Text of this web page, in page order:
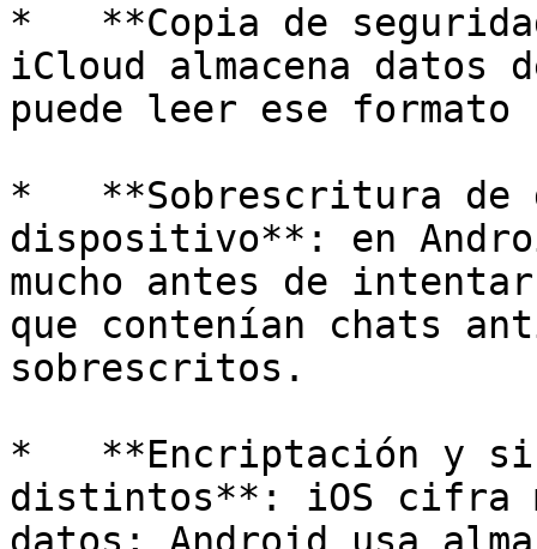
*   **Copia de
iCloud almacena datos
puede leer ese
*   **Sobrescritura de
dispositivo**: en
mucho antes de
que contenían chats
sobrescritos.
*   **Encriptación y
distintos**: iOS cifra